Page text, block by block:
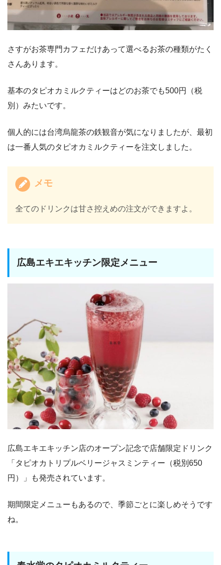
さすがお茶専門カフェだけあって選べるお茶の種類がたく
さんあります。
基本のタピオカミルクティーはどのお茶でも500円（税
別）みたいです。
個人的には台湾烏龍茶の鉄観音が気になりましたが、最初
は一番人気のタピオカミルクティーを注文しました。
メモ
全てのドリンクは甘さ控えめの注文ができますよ。
広島エキエキッチン限定メニュー
広島エキエキッチン店のオープン記念で店舗限定ドリンク
「タピオカトリプルベリージャスミンティー（税別650
円）」も発売されています。
期間限定メニューもあるので、季節ごとに楽しめそうです
ね。